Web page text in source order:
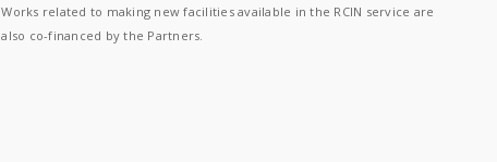
Works related to making new facilities available in the RCIN service are
also co-financed by the Partners.